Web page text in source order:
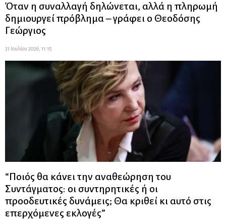
Όταν η συναλλαγή δηλώνεται, αλλά η πληρωμή
δημιουργεί πρόβλημα – γράφει ο Θεοδόσης
Γεώργιος
31 Ιουλίου 2026, 11:15
“Ποιός θα κάνει την αναθεώρηση του
Συντάγματος: οι συντηρητικές ή οι
προοδευτικές δυνάμεις; Θα κριθεί κι αυτό στις
επερχόμενες εκλογές”